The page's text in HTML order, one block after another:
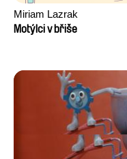
Miriam Lazrak
Motýlci v břiše